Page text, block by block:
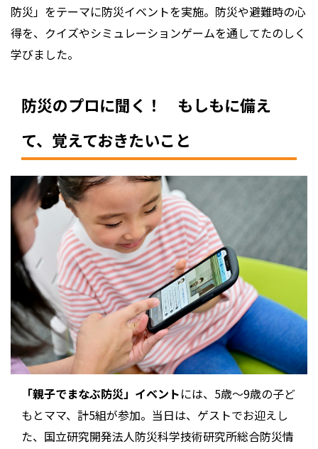
防災」をテーマに防災イベントを実施。防災や避難時の心
得を、クイズやシミュレーションゲームを通してたのしく
学びました。
防災のプロに聞く！ もしもに備え
て、覚えておきたいこと
「親子でまなぶ防災」イベントには、5歳～9歳の子ど
もとママ、計5組が参加。当日は、ゲストでお迎えし
た、国立研究開発法人防災科学技術研究所総合防災情